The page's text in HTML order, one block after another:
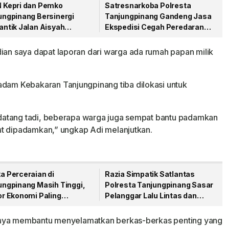
Kepri dan Pemko
Bersinergi
Jalan Aisyah
Satresnarkoba Polresta
Tanjungpinang Gandeng Jasa
Ekspedisi Cegah Peredaran
saya dapat laporan dari warga ada rumah papan milik
Kebakaran Tanjungpinang tiba dilokasi untuk
tadi, beberapa warga juga sempat bantu padamkan
dipadamkan,” ungkap Adi melanjutkan.
Perceraian di
Masih Tinggi,
Ekonomi Paling
Razia Simpatik Satlantas
Polresta Tanjungpinang Sasar
Pelanggar Lalu Lintas dan
membantu menyelamatkan berkas-berkas penting yang